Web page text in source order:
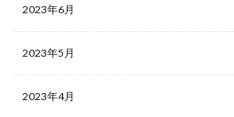
2023年6月
2023年5月
2023年4月